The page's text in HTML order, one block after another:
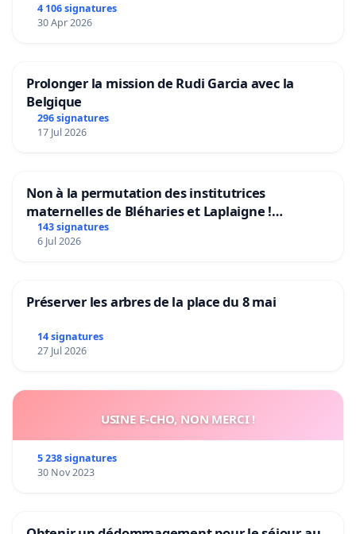
4 106 signatures
30 Apr 2026
Prolonger la mission de Rudi Garcia avec la
Belgique
296 signatures
17 Jul 2026
Non à la permutation des institutrices
maternelles de Bléharies et Laplaigne !
Préservons la stabilité de nos enfants.
143 signatures
6 Jul 2026
Préserver les arbres de la place du 8 mai
14 signatures
27 Jul 2026
USINE E-CHO, NON MERCI !
5 238 signatures
30 Nov 2023